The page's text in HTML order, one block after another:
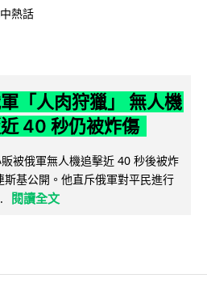
熱話
「人肉狩獵」 無人機
40 秒仍被炸傷
被俄軍無人機追擊近 40 秒後被炸
基公開。他直斥俄軍對平民進行
閱讀全文